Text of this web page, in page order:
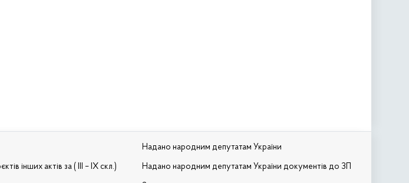
інших актів за ( III – IX скл.)
Надано народним депутатам України
Надано народним депутатам України документів до ЗП